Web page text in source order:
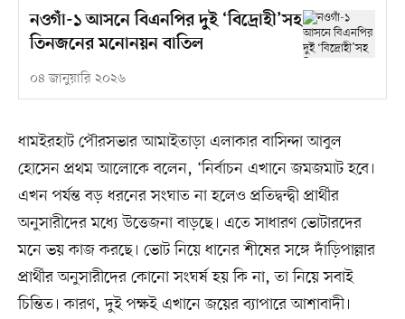
নওগাঁ-১ আসনে বিএনপির দুই ‘বিদ্রোহী’সহ
তিনজনের মনোনয়ন বাতিল
০৪ জানুয়ারি ২০২৬
ধামইরহাট পৌরসভার আমাইতাড়া এলাকার বাসিন্দা আবুল
হোসেন প্রথম আলোকে বলেন, ‘নির্বাচন এখানে জমজমাট হবে।
এখন পর্যন্ত বড় ধরনের সংঘাত না হলেও প্রতিদ্বন্দ্বী প্রার্থীর
অনুসারীদের মধ্যে উত্তেজনা বাড়ছে। এতে সাধারণ ভোটারদের
মনে ভয় কাজ করছে। ভোট নিয়ে ধানের শীষের সঙ্গে দাঁড়িপাল্লার
প্রার্থীর অনুসারীদের কোনো সংঘর্ষ হয় কি না, তা নিয়ে সবাই
চিন্তিত। কারণ, দুই পক্ষই এখানে জয়ের ব্যাপারে আশাবাদী।